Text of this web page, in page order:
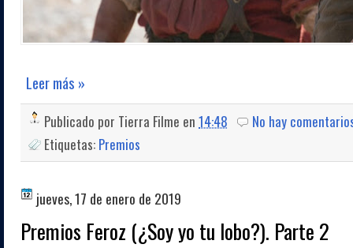
Leer más »
Publicado por Tierra Filme en 14:48
No hay
Etiquetas: Premios
jueves, 17 de enero de 2019
Premios Feroz (¿Soy yo tu lobo?). Parte 2